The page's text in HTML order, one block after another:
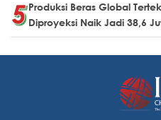
Produksi Beras Global
Diproyeksi Naik Jadi 38,6